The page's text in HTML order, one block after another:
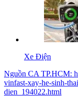
Xe Điện
Nguồn CA TP.HCM:
vinfast-xay-he-sinh-
dien_194022.html